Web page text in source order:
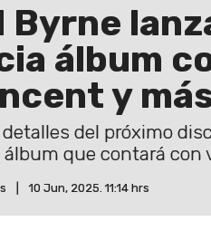
Byrne
álbum
y
del próximo
que contará con
10 Jun, 2025. 11:14 hrs